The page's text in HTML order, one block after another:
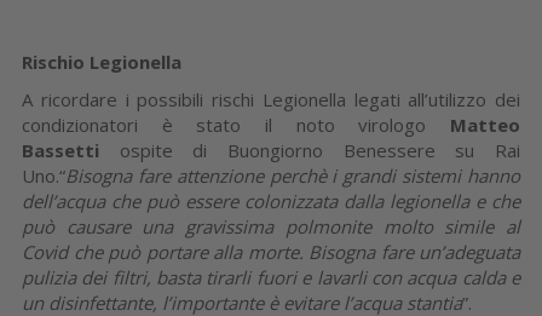
Rischio Legionella
A ricordare i possibili rischi Legionella legati all’utilizzo dei
condizionatori è stato il noto virologo Matteo
Bassetti ospite di Buongiorno Benessere su Rai
Uno.“Bisogna fare attenzione perchè i grandi sistemi hanno
dell’acqua che può essere colonizzata dalla legionella e che
può causare una gravissima polmonite molto simile al
Covid che può portare alla morte. Bisogna fare un’adeguata
pulizia dei filtri, basta tirarli fuori e lavarli con acqua calda e
un disinfettante, l’importante è evitare l’acqua stantia”.